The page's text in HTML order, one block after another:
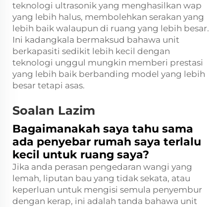
teknologi ultrasonik yang menghasilkan wap
yang lebih halus, membolehkan serakan yang
lebih baik walaupun di ruang yang lebih besar.
Ini kadangkala bermaksud bahawa unit
berkapasiti sedikit lebih kecil dengan
teknologi unggul mungkin memberi prestasi
yang lebih baik berbanding model yang lebih
besar tetapi asas.
Soalan Lazim
Bagaimanakah saya tahu sama
ada penyebar rumah saya terlalu
kecil untuk ruang saya?
Jika anda perasan pengedaran wangi yang
lemah, liputan bau yang tidak sekata, atau
keperluan untuk mengisi semula penyembur
dengan kerap, ini adalah tanda bahawa unit